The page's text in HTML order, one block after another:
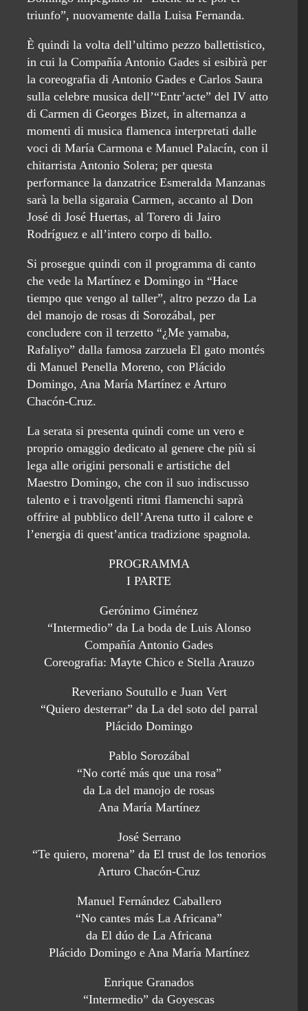
triunfo”, nuovamente dalla Luisa Fernanda.
È quindi la volta dell’ultimo pezzo ballettistico,
in cui la Compañía Antonio Gades si esibirà per
la coreografia di Antonio Gades e Carlos Saura
sulla celebre musica dell’“Entr’acte” del IV atto
di Carmen di Georges Bizet, in alternanza a
momenti di musica flamenca interpretati dalle
voci di María Carmona e Manuel Palacín, con il
chitarrista Antonio Solera; per questa
performance la danzatrice Esmeralda Manzanas
sarà la bella sigaraia Carmen, accanto al Don
José di José Huertas, al Torero di Jairo
Rodríguez e all’intero corpo di ballo.
Si prosegue quindi con il programma di canto
che vede la Martínez e Domingo in “Hace
tiempo que vengo al taller”, altro pezzo da La
del manojo de rosas di Sorozábal, per
concludere con il terzetto “¿Me yamaba,
Rafaliyo” dalla famosa zarzuela El gato montés
di Manuel Penella Moreno, con Plácido
Domingo, Ana María Martínez e Arturo
Chacón-Cruz.
La serata si presenta quindi come un vero e
proprio omaggio dedicato al genere che più si
lega alle origini personali e artistiche del
Maestro Domingo, che con il suo indiscusso
talento e i travolgenti ritmi flamenchi saprà
offrire al pubblico dell’Arena tutto il calore e
l’energia di quest’antica tradizione spagnola.
PROGRAMMA
I PARTE
Gerónimo Giménez
“Intermedio” da La boda de Luis Alonso
Compañía Antonio Gades
Coreografia: Mayte Chico e Stella Arauzo
Reveriano Soutullo e Juan Vert
“Quiero desterrar” da La del soto del parral
Plácido Domingo
Pablo Sorozábal
“No corté más que una rosa”
da La del manojo de rosas
Ana María Martínez
José Serrano
“Te quiero, morena” da El trust de los tenorios
Arturo Chacón-Cruz
Manuel Fernández Caballero
“No cantes más La Africana”
da El dúo de La Africana
Plácido Domingo e Ana María Martínez
Enrique Granados
“Intermedio” da Goyescas